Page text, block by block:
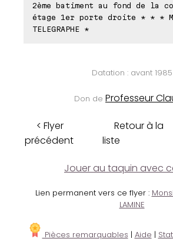
2ème batiment au fond de la
étage 1er porte droite * * *
TELEGRAPHE *
Datation : avant 1985
Don de Professeur
< Flyer
précédent
Retour à la
liste
Jouer au taquin avec
Lien permanent vers ce flyer :
LAMINE
Pièces remarquables | Aide |